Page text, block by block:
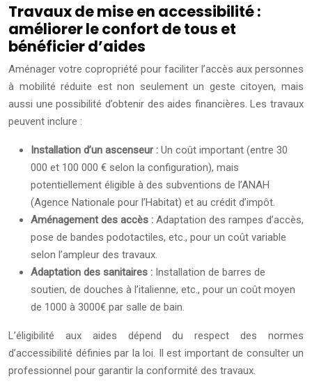
Travaux de mise en accessibilité :
améliorer le confort de tous et
bénéficier d’aides
Aménager votre copropriété pour faciliter l’accès aux personnes
à mobilité réduite est non seulement un geste citoyen, mais
aussi une possibilité d’obtenir des aides financières. Les travaux
peuvent inclure :
Installation d’un ascenseur : Un coût important (entre 30
000 et 100 000 € selon la configuration), mais
potentiellement éligible à des subventions de l’ANAH
(Agence Nationale pour l’Habitat) et au crédit d’impôt.
Aménagement des accès : Adaptation des rampes d’accès,
pose de bandes podotactiles, etc., pour un coût variable
selon l’ampleur des travaux.
Adaptation des sanitaires : Installation de barres de
soutien, de douches à l’italienne, etc., pour un coût moyen
de 1000 à 3000€ par salle de bain.
L’éligibilité aux aides dépend du respect des normes
d’accessibilité définies par la loi. Il est important de consulter un
professionnel pour garantir la conformité des travaux.